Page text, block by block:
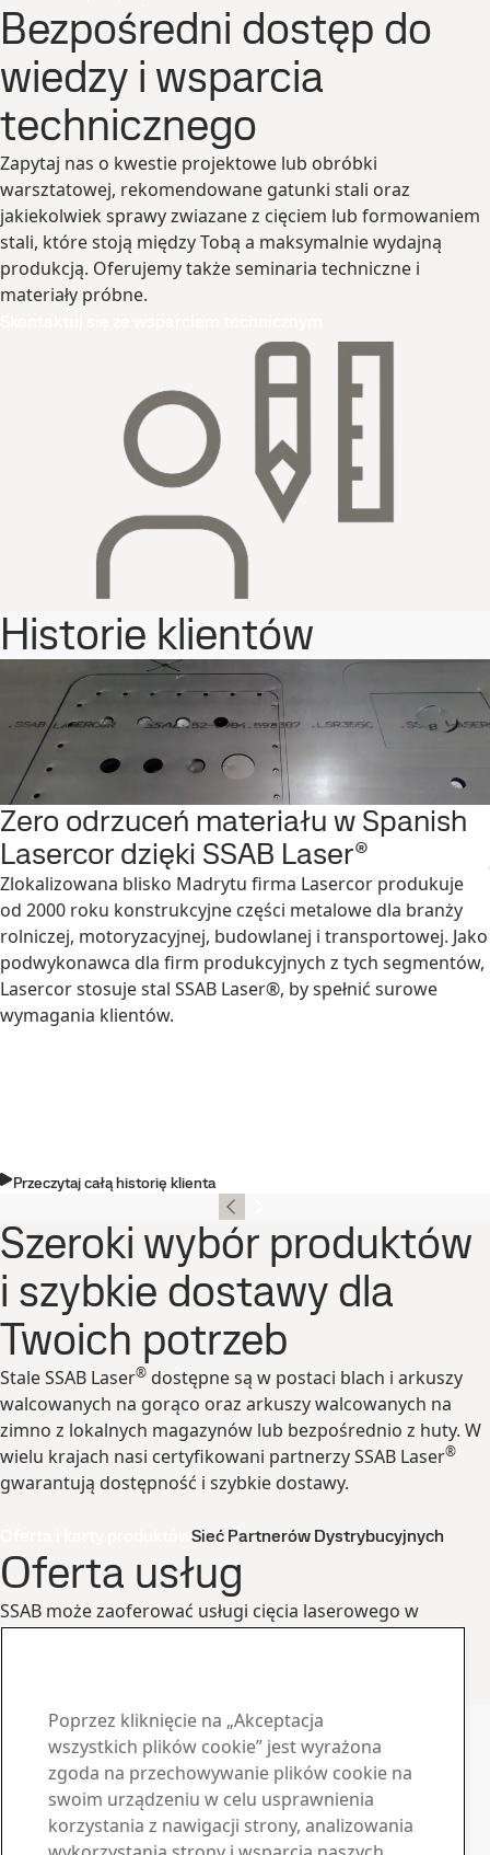
Bezpośredni dostęp do
wiedzy i wsparcia
technicznego
Zapytaj nas o kwestie projektowe lub obróbki
warsztatowej, rekomendowane gatunki stali oraz
jakiekolwiek sprawy zwiazane z cięciem lub formowaniem
stali, które stoją między Tobą a maksymalnie wydajną
produkcją. Oferujemy także seminaria techniczne i
materiały próbne.
Historie klientów
Zero odrzuceń materiału w Spanish
Lasercor dzięki SSAB Laser®
Zlokalizowana blisko Madrytu firma Lasercor produkuje
od 2000 roku konstrukcyjne części metalowe dla branży
rolniczej, motoryzacyjnej, budowlanej i transportowej. Jako
podwykonawca dla firm produkcyjnych z tych segmentów,
Lasercor stosuje stal SSAB Laser®, by spełnić surowe
wymagania klientów.
Przeczytaj całą historię klienta
Szeroki wybór produktów
i szybkie dostawy dla
Twoich potrzeb
Stale SSAB Laser® dostępne są w postaci blach i arkuszy
walcowanych na gorąco oraz arkuszy walcowanych na
zimno z lokalnych magazynów lub bezpośrednio z huty. W
wielu krajach nasi certyfikowani partnerzy SSAB Laser®
gwarantują dostępność i szybkie dostawy.
Sieć Partnerów Dystrybucyjnych
Oferta usług
SSAB może zaoferować usługi cięcia laserowego w
Skontaktuj się w sprawie SSAB Laser
Skontaktuj się z nami
Materiały do pobrania
Pobierz broszury, certyfikaty i inne materiały SSAB
Przejdź do materiałów
Poprzez kliknięcie na „Akceptacja
wszystkich plików cookie” jest wyrażona
zgoda na przechowywanie plików cookie na
swoim urządzeniu w celu usprawnienia
korzystania z nawigacji strony, analizowania